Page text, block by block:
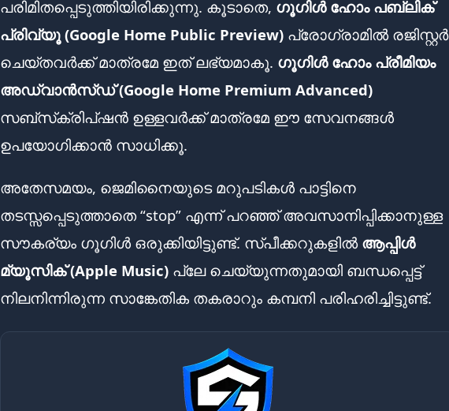
പരിമിതപ്പെടുത്തിയിരിക്കുന്നു. കൂടാതെ, ഗൂഗിൾ ഹോം പബ്ലിക്
പ്രിവ്യൂ (Google Home Public Preview) പ്രോഗ്രാമിൽ രജിസ്റ്റർ
ചെയ്തവർക്ക് മാത്രമേ ഇത് ലഭ്യമാകൂ. ഗൂഗിൾ ഹോം പ്രീമിയം
അഡ്വാൻസ്ഡ് (Google Home Premium Advanced)
സബ്‌സ്‌ക്രിപ്‌ഷൻ ഉള്ളവർക്ക് മാത്രമേ ഈ സേവനങ്ങൾ
ഉപയോഗിക്കാൻ സാധിക്കൂ.
അതേസമയം, ജെമിനൈയുടെ മറുപടികൾ പാട്ടിനെ
തടസ്സപ്പെടുത്താതെ “stop” എന്ന് പറഞ്ഞ് അവസാനിപ്പിക്കാനുള്ള
സൗകര്യം ഗൂഗിൾ ഒരുക്കിയിട്ടുണ്ട്. സ്പീക്കറുകളിൽ ആപ്പിൾ
മ്യൂസിക് (Apple Music) പ്ലേ ചെയ്യുന്നതുമായി ബന്ധപ്പെട്ട്
നിലനിന്നിരുന്ന സാങ്കേതിക തകരാറും കമ്പനി പരിഹരിച്ചിട്ടുണ്ട്.